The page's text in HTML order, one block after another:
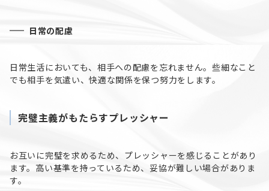
日常の配慮
日常生活においても、相手への配慮を忘れません。些細なこと
でも相手を気遣い、快適な関係を保つ努力をします。
完璧主義がもたらすプレッシャー
お互いに完璧を求めるため、プレッシャーを感じることがあり
ます。高い基準を持っているため、妥協が難しい場合がありま
す。